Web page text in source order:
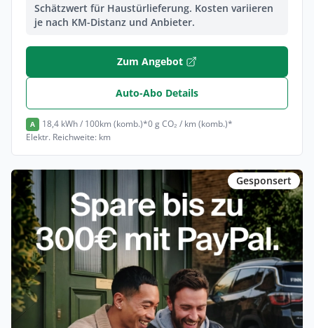
Schätzwert für Haustürlieferung. Kosten variieren
je nach KM-Distanz und Anbieter.
Zum Angebot
Auto-Abo Details
A 18,4 kWh / 100km (komb.)*0 g CO₂ / km (komb.)*
Elektr. Reichweite: km
Gesponsert